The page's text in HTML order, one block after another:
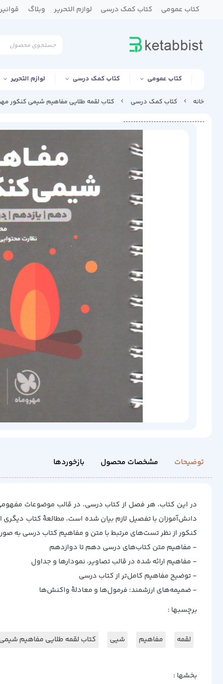
کتاب عمومی کتاب کمک درسی لوازم التحریر وبلاگ
کتاب عمومی کتاب کمک درسی لوازم التحریر
خانه کتاب کمک درسی کتاب لقمه طلایی مفاهیم شیمی کنکور
توضیحات مشخصات محصول بازخوردها
در این کتاب، هر فصل از کتاب درسی، در قالب موضوعات
دانش‌آموزان با تفصیل لازم بیان شده است، مطالعۀ کتاب
کنکور از نظر تست‌های مرتبط با متن و مفاهیم کتاب درسی به صورت 100 درصدی بیمه خواهند
- مفاهیم متن کتاب‌های درسی دهم تا دوازدهم
- مفاهیم ارائه شده در قالب تصاویر، نمودار‌ها و جداول
- توضیح مفاهیم کامل‌تر از کتاب درسی
- ضمیمه‌های ارزشمند: فرمول‌ها و معادلۀ واکنش‌ها
برچسبها :
لقمه مفاهیم شیی کتاب لقمه طلایی مفاهیم
بخشها :